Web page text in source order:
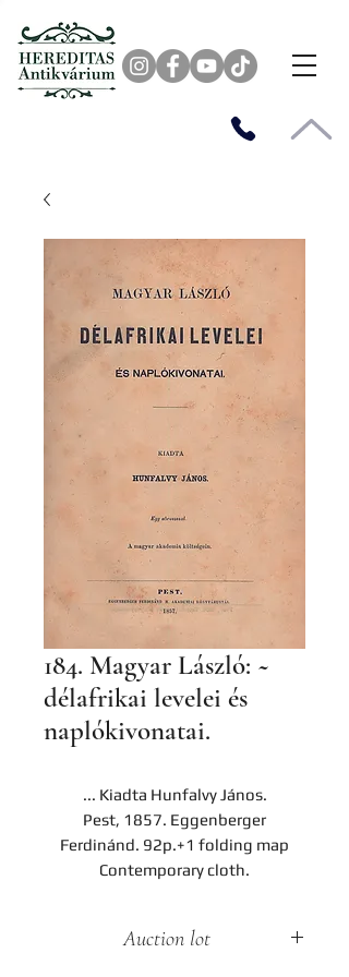
184. Magyar László: ~
délafrikai levelei és
naplókivonatai.
... Kiadta Hunfalvy János.
Pest, 1857. Eggenberger
Ferdinánd. 92p.+1 folding map
Contemporary cloth.
Auction lot